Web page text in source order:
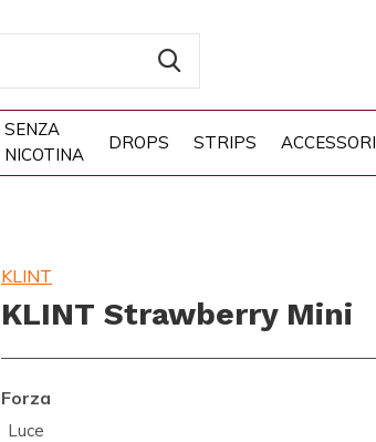
SENZA
NICOTINA
DROPS STRIPS ACCESSORI
KLINT
KLINT Strawberry Mini
Forza
Luce